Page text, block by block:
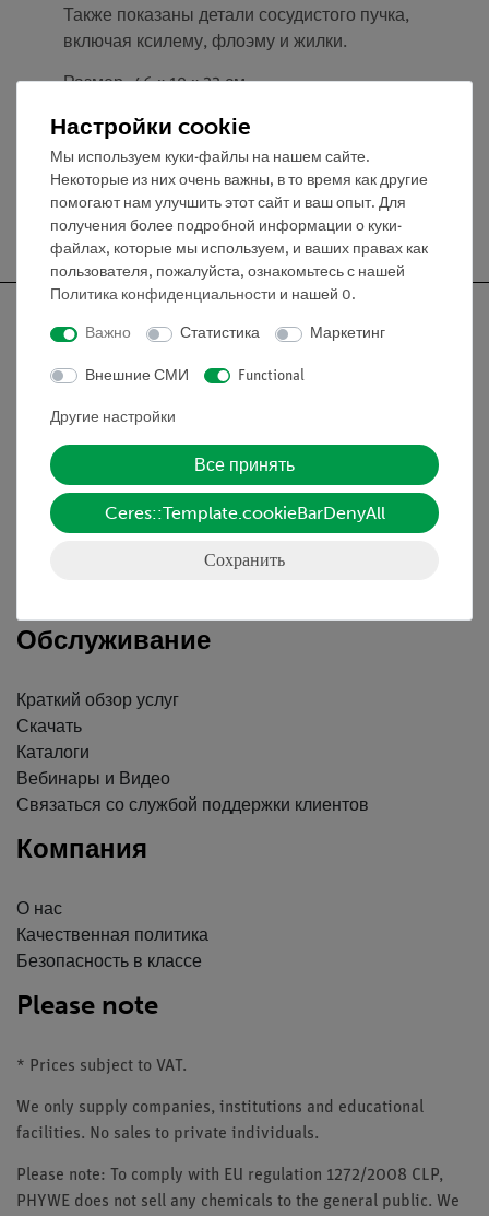
Также показаны детали сосудистого пучка,
включая ксилему, флоэму и жилки.
Размер: 46 x 19 x 23 см
Вес: 1,8 кг
Nach oben
Информация
Контактное лицо
Декларация о конфиденциальности
Обслуживание
Краткий обзор услуг
Скачать
Каталоги
Вебинары и Видео
Связаться со службой поддержки клиентов
Компания
О нас
Качественная политика
Безопасность в классе
Please note
* Prices subject to VAT.
We only supply companies, institutions and educational
facilities. No sales to private individuals.
Please note: To comply with EU regulation 1272/2008 CLP,
PHYWE does not sell any chemicals to the general public. We
Настройки cookie
Мы используем куки-файлы на нашем сайте.
Некоторые из них очень важны, в то время как другие
помогают нам улучшить этот сайт и ваш опыт. Для
получения более подробной информации о куки-
файлах, которые мы используем, и ваших правах как
пользователя, пожалуйста, ознакомьтесь с нашей
Политика конфиденциальности и нашей 0.
Важно Статистика Маркетинг
Внешние СМИ Functional
Другие настройки
Все принять
Ceres::Template.cookieBarDenyAll
Сохранить